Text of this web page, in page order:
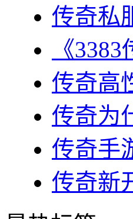
传奇私
《
传奇高
传奇为
传奇手
传奇新